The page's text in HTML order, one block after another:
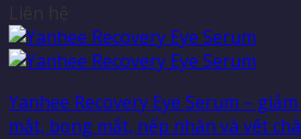
Yanhee Recovery Eye Serum –
mắt, bọng mắt, nếp nhăn và vết